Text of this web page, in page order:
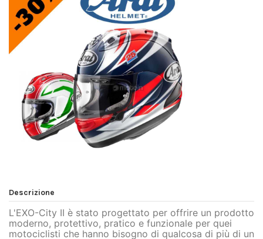
Descrizione
L'EXO-City II è stato progettato per offrire un prodotto
moderno, protettivo, pratico e funzionale per quei
motociclisti che hanno bisogno di qualcosa di più di un